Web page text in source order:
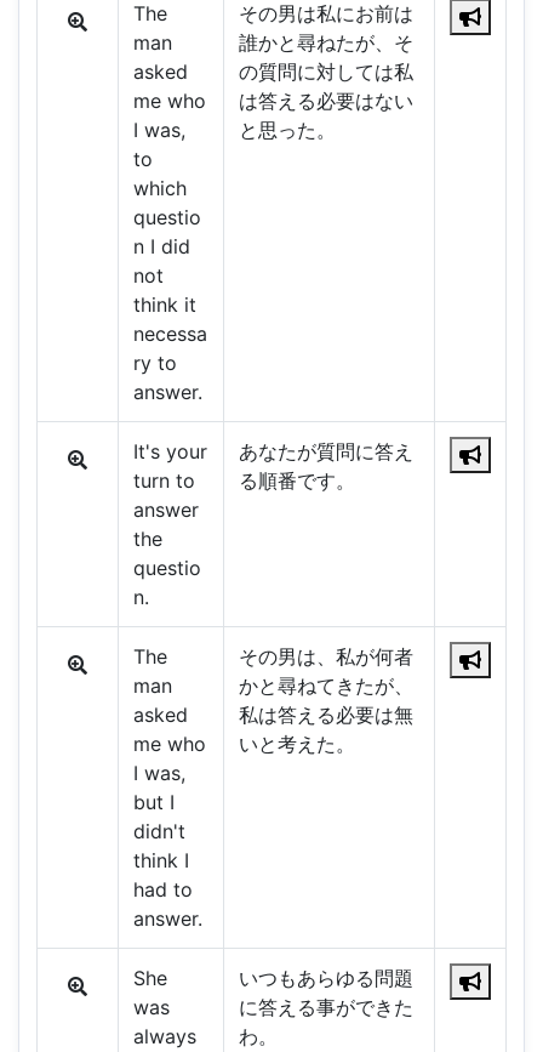
The
man
asked
me who
I was,
to
which
questio
n I did
not
think it
necessa
ry to
answer.
その男は私にお前は
誰かと尋ねたが、そ
の質問に対しては私
は答える必要はない
と思った。
It's your
turn to
answer
the
questio
n.
あなたが質問に答え
る順番です。
The
man
asked
me who
I was,
but I
didn't
think I
had to
answer.
その男は、私が何者
かと尋ねてきたが、
私は答える必要は無
いと考えた。
She
was
always
いつもあらゆる問題
に答える事ができた
わ。